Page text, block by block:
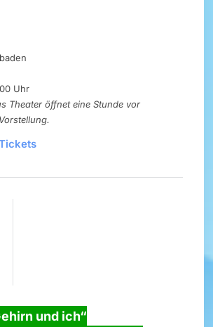
Uhr
Theater öffnet eine Stunde vor
und ich“